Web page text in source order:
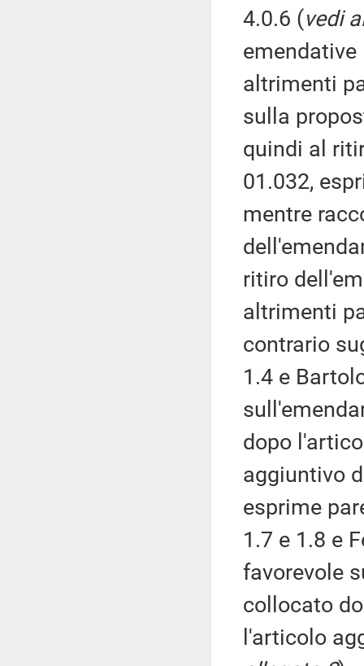
4.0.6 (vedi
emendative
altrimenti
sulla
quindi al
01.032,
mentre
ritiro
altrimenti
contrario
1.4 e
dopo
aggiuntivo
esprime
1.7 e 1.8 e
favorevole
collocato
l'articolo